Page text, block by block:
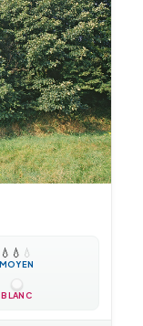
💧 💧 💧
MOYEN
BLANC